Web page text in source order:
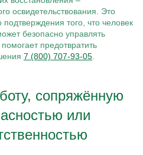
освидетельствования. Это
того, что человек
безопасно управлять
предотвратить
7 (800) 707-93-05
сопряжённую
или